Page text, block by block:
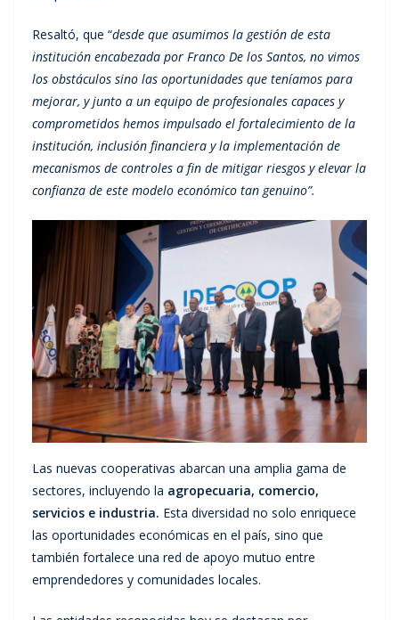
Resaltó, que “desde que asumimos la gestión de esta
institución encabezada por Franco De los Santos, no vimos
los obstáculos sino las oportunidades que teníamos para
mejorar, y junto a un equipo de profesionales capaces y
comprometidos hemos impulsado el fortalecimiento de la
institución, inclusión financiera y la implementación de
mecanismos de controles a fin de mitigar riesgos y elevar la
confianza de este modelo económico tan genuino”.
Las nuevas cooperativas abarcan una amplia gama de
sectores, incluyendo la agropecuaria, comercio,
servicios e industria. Esta diversidad no solo enriquece
las oportunidades económicas en el país, sino que
también fortalece una red de apoyo mutuo entre
emprendedores y comunidades locales.